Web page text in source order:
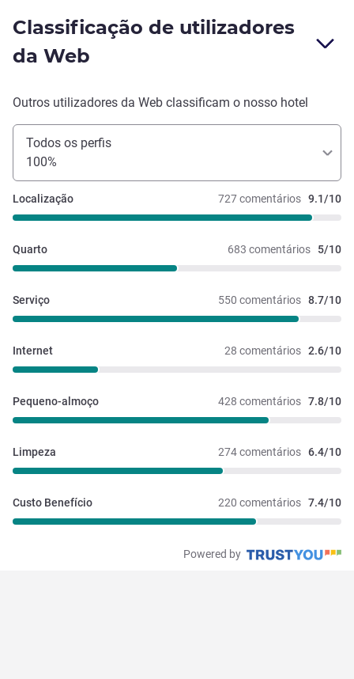
Recepção em outras horas não tenha sido também muito
simpática e educada, estão todos de parabéns e o Hotel
também por ter funcionários de nível superior.
Classificação de utilizadores
da Web
Outros utilizadores da Web classificam o nosso hotel
Todos os perfis
100%
727 comentários 9.1/10
Localização
683 comentários 5/10
Quarto
550 comentários 8.7/10
Serviço
28 comentários 2.6/10
Internet
428 comentários 7.8/10
Pequeno-almoço
274 comentários 6.4/10
Limpeza
220 comentários 7.4/10
Custo Benefício
Powered by